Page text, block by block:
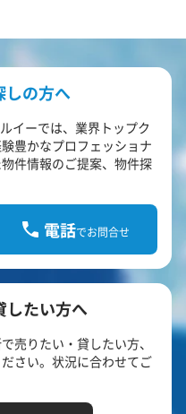
しの方へ
イーでは、業界トップク
豊かなプロフェッショナ
件情報のご提案、物件探
電話でお問合せ
したい方へ
売りたい・貸したい方、
さい。状況に合わせてご